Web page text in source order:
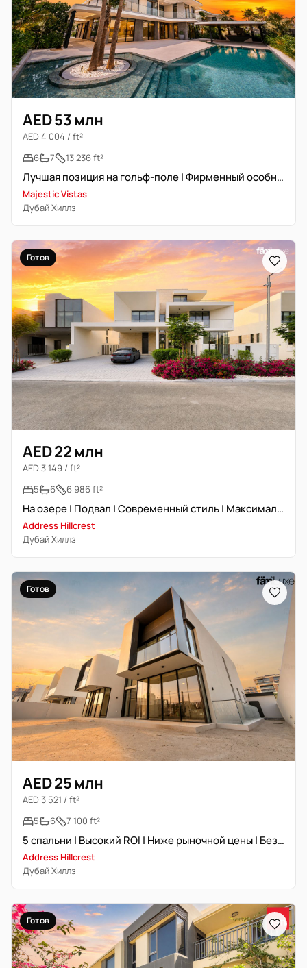
AED 53 млн
AED 4 004 / ft²
6
7 13 236 ft²
Лучшая позиция на гольф-поле | Фирменный особняк
Majestic Vistas
Дубай Хиллз
Готов
AED 22 млн
AED 3 149 / ft²
5
6 6 986 ft²
На озере | Подвал | Современный стиль | Максимальная площадь
Address Hillcrest
Дубай Хиллз
Готов
AED 25 млн
AED 3 521 / ft²
5
6 7 100 ft²
5 спальни | Высокий ROI | Ниже рыночной цены | Без мебели
Address Hillcrest
Дубай Хиллз
Готов